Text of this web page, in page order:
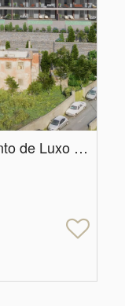
Apartamento em emprendimento de Luxo - UPTOWN LUX